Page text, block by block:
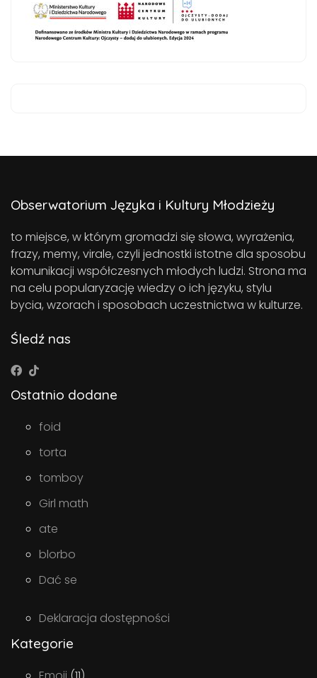
Obserwatorium Języka i Kultury Młodzieży
to miejsce, w którym gromadzi się słowa, wyrażenia,
frazy, memy, virale, czyli jednostki istotne dla sposobu
komunikacji współczesnych młodych ludzi. Strona ma
na celu popularyzację wiedzy o ich języku, stylu
bycia, wzorach i sposobach uczestnictwa w kulturze.
Śledź nas
Ostatnio dodane
foid
torta
tomboy
Girl math
ate
blorbo
Dać se
Deklaracja dostępności
Kategorie